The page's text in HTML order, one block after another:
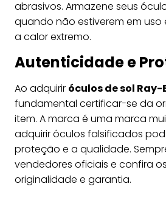
abrasivos. Armazene seus
quando não estiverem em uso
a calor extremo.
Autenticidade e
Ao adquirir óculos de sol
fundamental certificar-se da
item. A marca é uma marca
adquirir óculos falsificados
proteção e a qualidade.
vendedores oficiais e confira
originalidade e garantia.